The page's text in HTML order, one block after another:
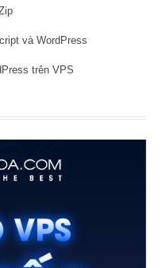
và WordPress
trên VPS